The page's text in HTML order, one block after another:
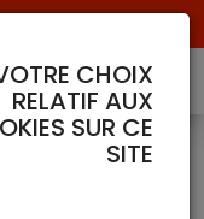
CHOIX
RELATIF AUX
SUR CE
SITE